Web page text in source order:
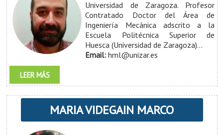
Universidad de Zaragoza. Profesor
Contratado Doctor del Área de
Ingeniería Mecánica adscrito a la
Escuela Politécnica Superior de
Huesca (Universidad de Zaragoza)...
Email:hml@unizar.es
LEER MÁS
MARIA VIDEGAIN MARCO